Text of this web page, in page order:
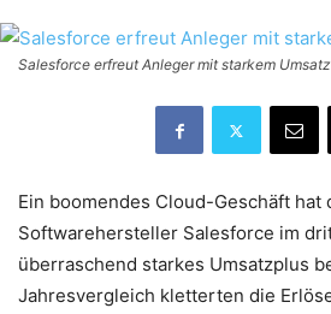
Salesforce erfreut Anleger mit starkem
Ein boomendes Cloud-Geschäft hat
Softwarehersteller Salesforce im
überraschend starkes Umsatzplus
Jahresvergleich kletterten die